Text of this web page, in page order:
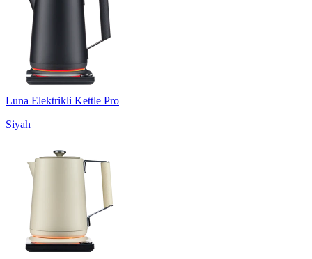
Luna Elektrikli Kettle Pro
Siyah